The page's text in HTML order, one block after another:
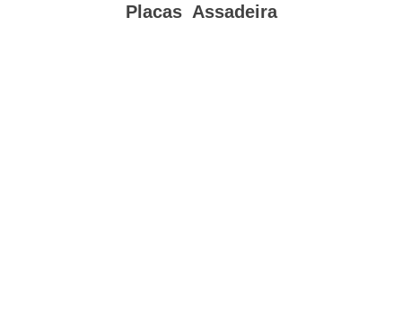
Placas, Assadeira